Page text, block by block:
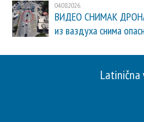
04.08.2026.
ВИДЕО СНИМАК
из ваздуха снима
Latinična